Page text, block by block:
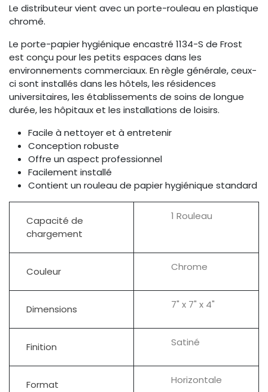
Le distributeur vient avec un porte-rouleau en plastique
chromé.
Le porte-papier hygiénique encastré 1134-S de Frost
est conçu pour les petits espaces dans les
environnements commerciaux. En règle générale, ceux-
ci sont installés dans les hôtels, les résidences
universitaires, les établissements de soins de longue
durée, les hôpitaux et les installations de loisirs.
Facile à nettoyer et à entretenir
Conception robuste
Offre un aspect professionnel
Facilement installé
Contient un rouleau de papier hygiénique standard
Capacité de
chargement
1 Rouleau
Couleur Chrome
Dimensions 7" x 7" x 4"
Finition Satiné
Format Horizontale